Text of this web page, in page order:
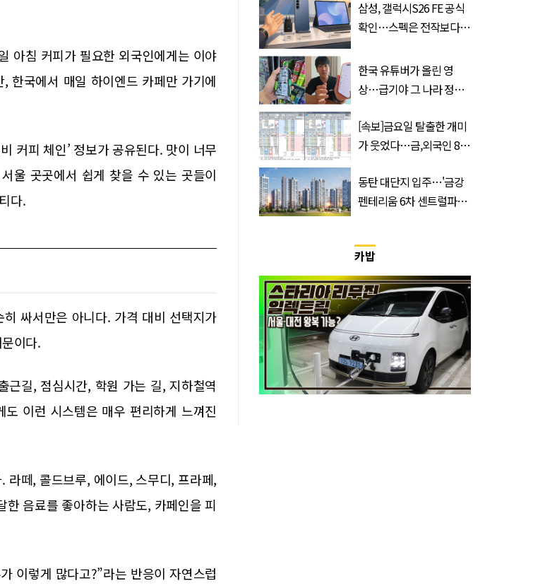
아침 커피가 필요한 외국인에게는 이야
한국에서 매일 하이엔드 카페만 가기에
커피 체인’ 정보가 공유된다. 맛이 너무
울 곳곳에서 쉽게 찾을 수 있는 곳들이
다.
싸서만은 아니다. 가격 대비 선택지가
이다.
근길, 점심시간, 학원 가는 길, 지하철역
이런 시스템은 매우 편리하게 느껴진
라떼, 콜드브루, 에이드, 스무디, 프라페,
음료를 좋아하는 사람도, 카페인을 피
이렇게 많다고?”라는 반응이 자연스럽
삼성, 갤럭시S26 FE 공식
확인…스펙은 전작보다
한국 유튜버가 올린 영
상…급기야 그 나라 정부
[속보]금요일 탈출한 개미
가 웃었다…금,외국인 8조
하이닉스 '와르르'
동탄 대단지 입주…'금강
펜테리움 6차 센트럴파크'
카밥